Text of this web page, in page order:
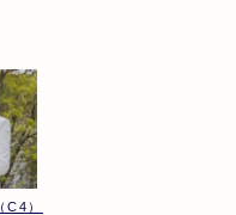
C4）